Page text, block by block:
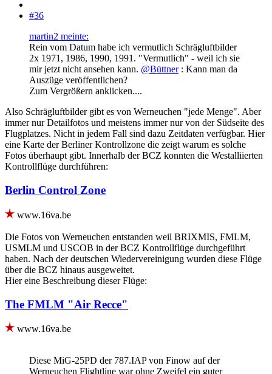
#36
martin2 meinte:
Rein vom Datum habe ich vermutlich Schrägluftbilder
2x 1971, 1986, 1990, 1991. "Vermutlich" - weil ich sie
mir jetzt nicht ansehen kann. @Büttner: Kann man da
Auszüge veröffentlichen?
Zum Vergrößern anklicken....
Also Schrägluftbilder gibt es von Werneuchen "jede Menge". Aber
immer nur Detailfotos und meistens immer nur von der Südseite des
Flugplatzes. Nicht in jedem Fall sind dazu Zeitdaten verfügbar. Hier
eine Karte der Berliner Kontrollzone die zeigt warum es solche
Fotos überhaupt gibt. Innerhalb der BCZ konnten die Westalliierten
Kontrollflüge durchführen:
Berlin Control Zone
www.16va.be
Die Fotos von Werneuchen entstanden weil BRIXMIS, FMLM,
USMLM und USCOB in der BCZ Kontrollflüge durchgeführt
haben. Nach der deutschen Wiedervereinigung wurden diese Flüge
über die BCZ hinaus ausgeweitet.
Hier eine Beschreibung dieser Flüge:
The FMLM "Air Recce"
www.16va.be
Diese MiG-25PD der 787.IAP von Finow auf der
Werneuchen Flightline war ohne Zweifel ein guter